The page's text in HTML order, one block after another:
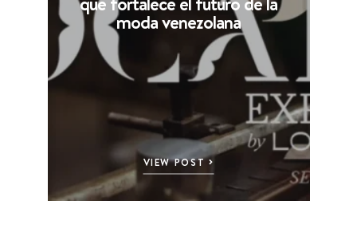
moda venezolana
VIEW POST